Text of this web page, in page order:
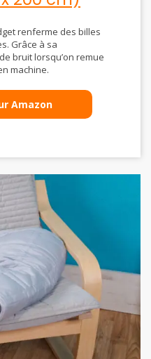
renferme des billes
Grâce à sa
bruit lorsqu’on remue
machine.
Amazon